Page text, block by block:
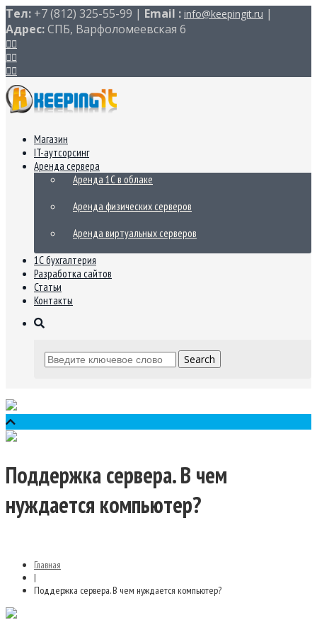
Тел: +7 (812) 325-55-99 | Email : info@keepingit.ru |
Адрес:СПБ, Варфоломеевская 6
Магазин
IT-аутсорсинг
Аренда сервера
Аренда 1С в облаке
Аренда физических серверов
Аренда виртуальных серверов
1С бухгалтерия
Разработка сайтов
Статьи
Контакты
Поддержка сервера. В чем
нуждается компьютер?
Главная
|
Поддержка сервера. В чем нуждается компьютер?